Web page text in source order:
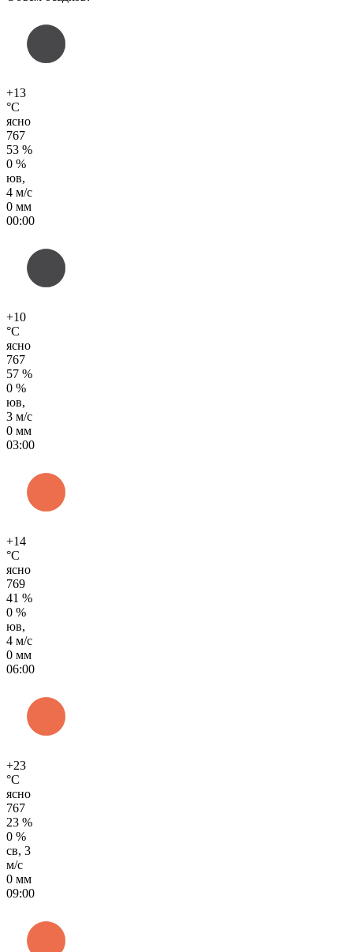
+13
°C
ясно
767
53 %
0 %
юв,
4 м/с
0 мм
00:00
+10
°C
ясно
767
57 %
0 %
юв,
3 м/с
0 мм
03:00
+14
°C
ясно
769
41 %
0 %
юв,
4 м/с
0 мм
06:00
+23
°C
ясно
767
23 %
0 %
св, 3
м/с
0 мм
09:00